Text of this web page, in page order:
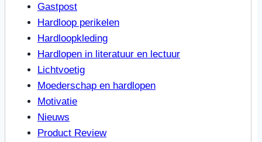
Gastpost
Hardloop perikelen
Hardloopkleding
Hardlopen in literatuur en lectuur
Lichtvoetig
Moederschap en hardlopen
Motivatie
Nieuws
Product Review